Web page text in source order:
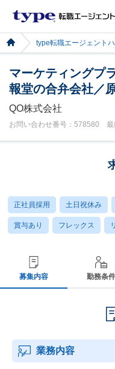
type転職エージェント
マーケティングプ
報堂の合弁会社／
QO株式会社
お問い合わせ番号：578580 最
正社員採用 土日祝休み
賞与あり フレックス
募集内容 勤務条件
業務内容